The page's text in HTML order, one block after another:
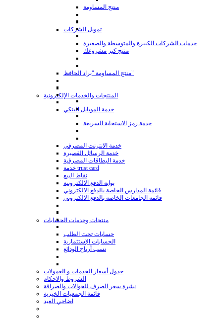
منتج المساومة
تمويل الشركات
خدمات الشركات الكبيرة والمتوسطة والصغيرة
منتج كبر مشروعك
منتج المساومة "براد الحافظ"
المنتجات والخدمات الإلكترونية
خدمة الموبايل البنكي
خدمة رمز الاستجابة السريعة
خدمة الانترنت المصرفي
خدمة الرسائل القصيرة
خدمة البطاقات المصرفية
خدمة trust card
نقاط البيع
بوابة الدفع الالكترونية
قائمة المدارس الخاصة بالدفع الالكتروني
قائمة الجامعات الخاصة بالدفع الالكتروني
منتجات وخدمات الحسابات
حسابات تحت الطلب
الحسابات الإستثمارية
نسب أرباح الودائع
جدول أسعار الخدمات و العمولات
الشروط والاحكام
نشرة سعر الصرف للحوالات والصرافة
قائمة الجمعيات الخيرية
اضاحي العيد